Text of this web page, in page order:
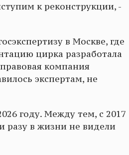
к реконструкции, -
в Москве, где
цирка разработала
компания
экспертам, не
году. Между тем, с 2017
разу в жизни не видели